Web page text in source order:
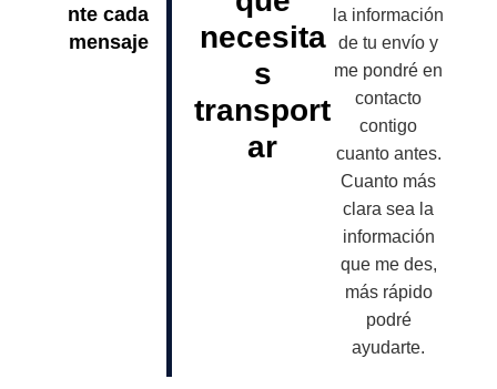
nte cada
mensaje
necesita
s
transport
ar
la información
de tu envío y
me pondré en
contacto
contigo
cuanto antes.
Cuanto más
clara sea la
información
que me des,
más rápido
podré
ayudarte.